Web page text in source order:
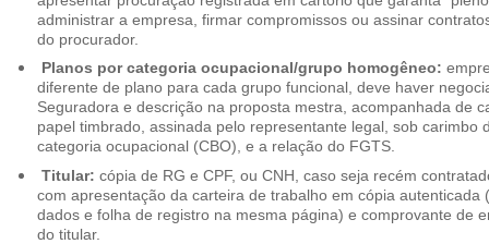
administrar a empresa, firmar compromissos ou assinar
do procurador.
Planos por categoria ocupacional/grupo homogêneo:
diferente de plano para cada grupo funcional, deve haver
Seguradora e descrição na proposta mestra, acompanhada de
papel timbrado, assinada pelo representante legal, sob carimbo
categoria ocupacional (CBO), e a relação do FGTS.
Titular: cópia de RG e CPF, ou CNH, caso seja recém
com apresentação da carteira de trabalho em cópia autenticada
dados e folha de registro na mesma página) e comprovante de
do titular.